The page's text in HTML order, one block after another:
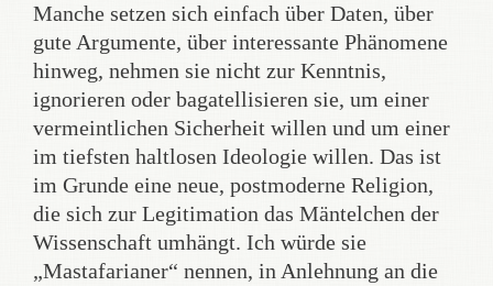
Manche setzen sich einfach über Daten, über
gute Argumente, über interessante Phänomene
hinweg, nehmen sie nicht zur Kenntnis,
ignorieren oder bagatellisieren sie, um einer
vermeintlichen Sicherheit willen und um einer
im tiefsten haltlosen Ideologie willen. Das ist
im Grunde eine neue, postmoderne Religion,
die sich zur Legitimation das Mäntelchen der
Wissenschaft umhängt. Ich würde sie
„Mastafarianer“ nennen, in Anlehnung an die